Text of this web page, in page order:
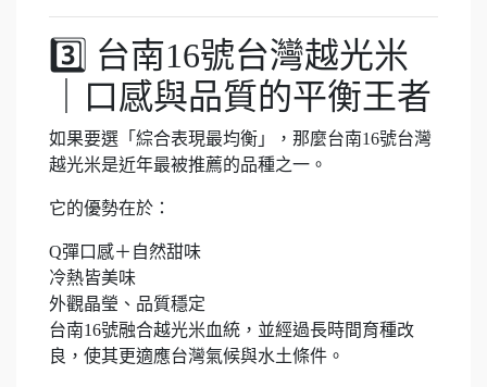
3️⃣ 台南16號台灣越光米
｜口感與品質的平衡王者
如果要選「綜合表現最均衡」，那麼台南16號台灣
越光米是近年最被推薦的品種之一。
它的優勢在於：
Q彈口感＋自然甜味
冷熱皆美味
外觀晶瑩、品質穩定
台南16號融合越光米血統，並經過長時間育種改
良，使其更適應台灣氣候與水土條件。